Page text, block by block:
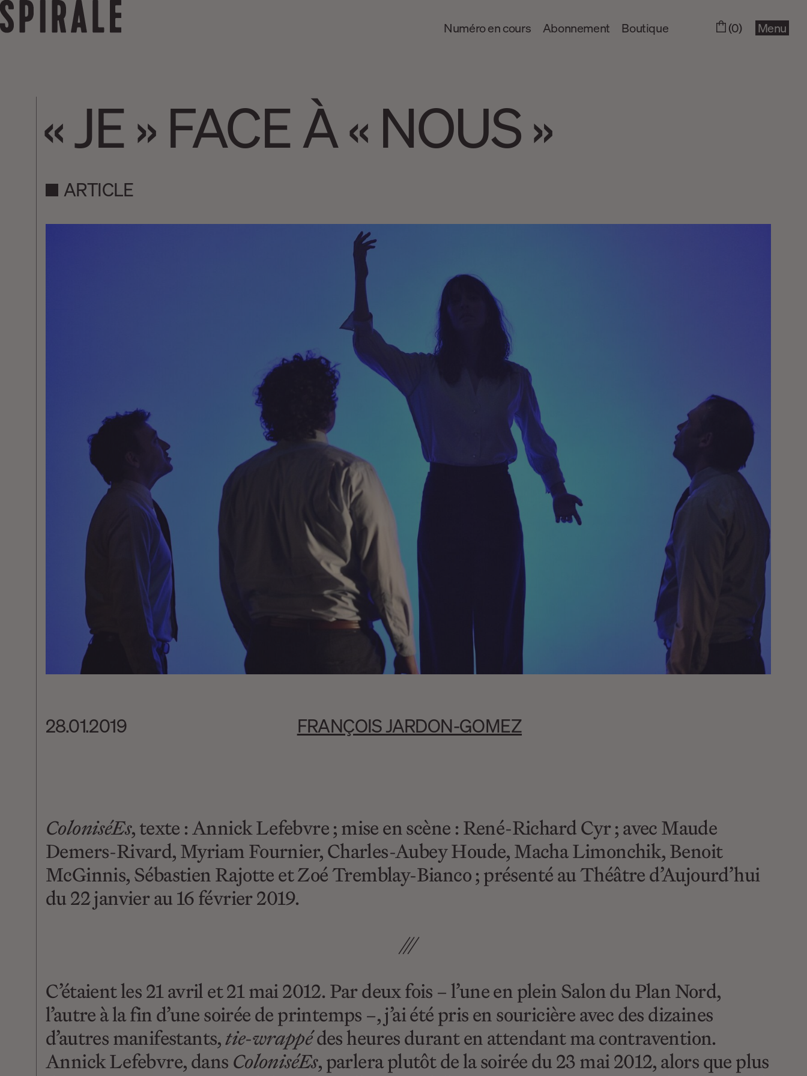
Numéro en cours Abonnement Boutique (0) Menu
« JE » FACE À « NOUS »
ARTICLE
28.01.2019 FRANÇOIS JARDON-GOMEZ
ColoniséEs, texte : Annick Lefebvre ; mise en scène : René-Richard Cyr ; avec Maude
Demers-Rivard, Myriam Fournier, Charles-Aubey Houde, Macha Limonchik, Benoit
McGinnis, Sébastien Rajotte et Zoé Tremblay-Bianco ; présenté au Théâtre d’Aujourd’hui
du 22 janvier au 16 février 2019.
///
C’étaient les 21 avril et 21 mai 2012. Par deux fois – l’une en plein Salon du Plan Nord,
l’autre à la fin d’une soirée de printemps –, j’ai été pris en souricière avec des dizaines
d’autres manifestants,tie-wrappédes heures durant en attendant ma contravention.
Annick Lefebvre, dans ColoniséEs, parlera plutôt de la soirée du 23 mai 2012, alors que plus